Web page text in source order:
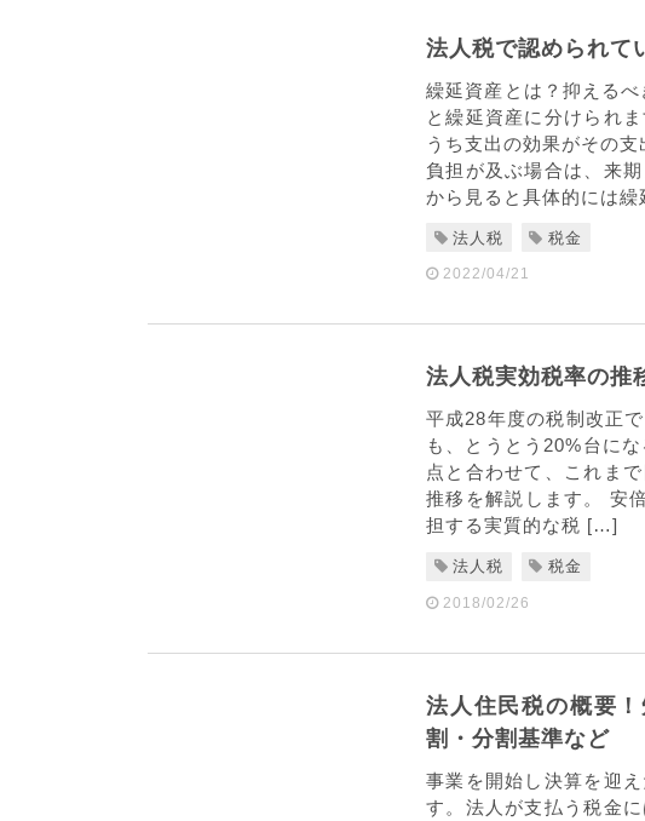
法人税で認められて
繰延資産とは？抑える
と繰延資産に分けられ
うち支出の効果がその
負担が及ぶ場合は、来
から見ると具体的には
法人税 税金
2022/04/21
法人税実効税率の推
平成28年度の税制改正
も、とうとう20%台に
点と合わせて、これま
推移を解説します。 安
担する実質的な税 […]
法人税 税金
2018/02/26
法人住民税の概要
割・分割基準など
事業を開始し決算を迎
す。法人が支払う税金